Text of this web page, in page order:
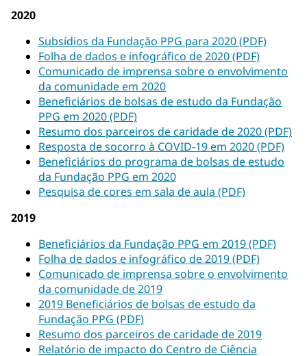
2020
Subsídios da Fundação PPG para 2020 (PDF)
Folha de dados e infográfico de 2020 (PDF)
Comunicado de imprensa sobre o envolvimento
da comunidade em 2020
Beneficiários de bolsas de estudo da Fundação
PPG em 2020 (PDF)
Resumo dos parceiros de caridade de 2020 (PDF)
Resposta de socorro à COVID-19 em 2020 (PDF)
Beneficiários do programa de bolsas de estudo
da Fundação PPG em 2020
Pesquisa de cores em sala de aula (PDF)
2019
Beneficiários da Fundação PPG em 2019 (PDF)
Folha de dados e infográfico de 2019 (PDF)
Comunicado de imprensa sobre o envolvimento
da comunidade de 2019
2019 Beneficiários de bolsas de estudo da
Fundação PPG (PDF)
Resumo dos parceiros de caridade de 2019
Relatório de impacto do Centro de Ciência